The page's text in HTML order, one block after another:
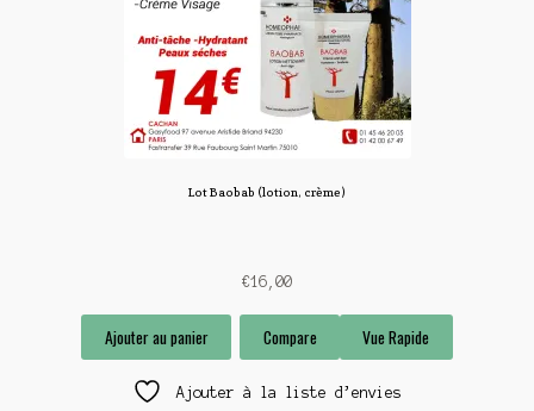
Lot Baobab (lotion, crème)
€16,00
Ajouter au panier Compare Vue Rapide
Ajouter à la liste d’envies